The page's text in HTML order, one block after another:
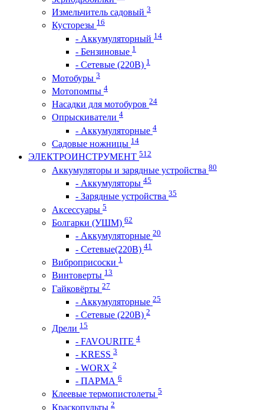
Измельчитель садовый 3
Кусторезы 16
- Аккумуляторный 14
- Бензиновые 1
- Сетевые (220В) 1
Мотобуры 3
Мотопомпы 4
Насадки для мотобуров 24
Опрыскиватели 4
- Аккумуляторные 4
Садовые ножницы 14
ЭЛЕКТРОИНСТРУМЕНТ 512
Аккумуляторы и зарядные устройства 80
- Аккумуляторы 45
- Зарядные устройства 35
Аксессуары 5
Болгарки (УШМ) 62
- Аккумуляторные 20
- Сетевые(220В) 41
Виброприсоски 1
Винтоверты 13
Гайковёрты 27
- Аккумуляторные 25
- Сетевые (220В) 2
Дрели 15
- FAVOURITE 4
- KRESS 3
- WORX 2
- ПАРМА 6
Клеевые термопистолеты 5
Краскопульты 2